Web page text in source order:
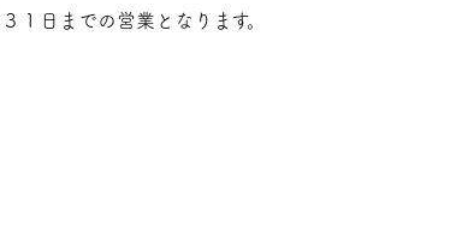
１日までの営業となります。